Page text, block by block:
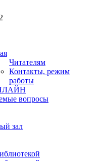
Читателям
Контакты, режим
работы
вопросы
зал